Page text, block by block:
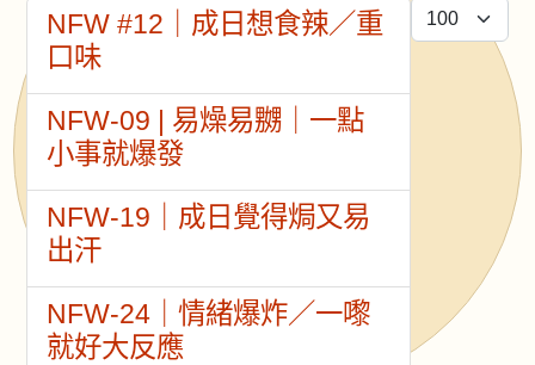
每頁顯示條數
NFW #12｜成日想食辣／重
口味
NFW-09 | 易燥易嬲｜一點
小事就爆發
NFW-19｜成日覺得焗又易
出汗
NFW-24｜情緒爆炸／一嚟
就好大反應